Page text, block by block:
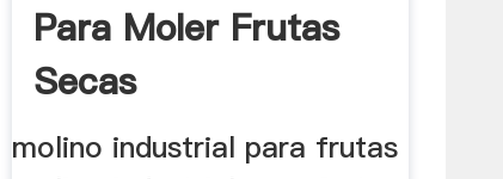
Para Moler Frutas
Secas
molino industrial para frutas